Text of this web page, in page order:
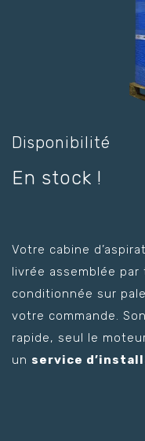
Disponibilité
En stock !
Votre cabine
livrée assemblée
conditionnée sur
votre commande.
rapide, seul le
un service